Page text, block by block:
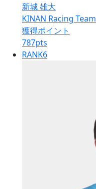
新城 雄大
KINAN Racing Team
獲得ポイント
787pts
RANK6